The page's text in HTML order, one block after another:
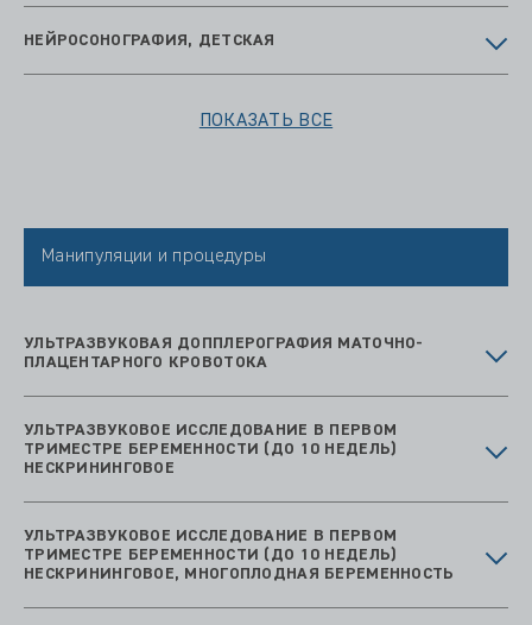
НЕЙРОСОНОГРАФИЯ, ДЕТСКАЯ
ПОКАЗАТЬ ВСЕ
Манипуляции и процедуры
УЛЬТРАЗВУКОВАЯ ДОППЛЕРОГРАФИЯ МАТОЧНО-
ПЛАЦЕНТАРНОГО КРОВОТОКА
УЛЬТРАЗВУКОВОЕ ИССЛЕДОВАНИЕ В ПЕРВОМ
ТРИМЕСТРЕ БЕРЕМЕННОСТИ (ДО 10 НЕДЕЛЬ)
НЕСКРИНИНГОВОЕ
УЛЬТРАЗВУКОВОЕ ИССЛЕДОВАНИЕ В ПЕРВОМ
ТРИМЕСТРЕ БЕРЕМЕННОСТИ (ДО 10 НЕДЕЛЬ)
НЕСКРИНИНГОВОЕ, МНОГОПЛОДНАЯ БЕРЕМЕННОСТЬ